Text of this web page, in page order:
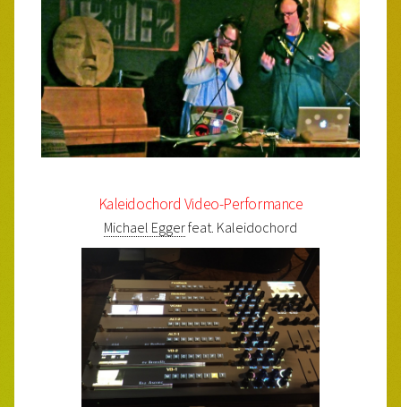
Kaleidochord Video-Performance
Michael Eggerfeat. Kaleidochord